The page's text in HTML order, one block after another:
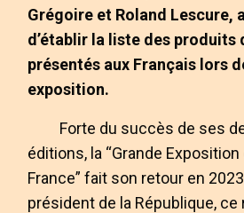
Grégoire et Roland Lescure,
d’établir la liste des produits
présentés aux Français lors
exposition.
Forte du succès de ses
éditions, la “Grande
France” fait son retour en
président de la République,